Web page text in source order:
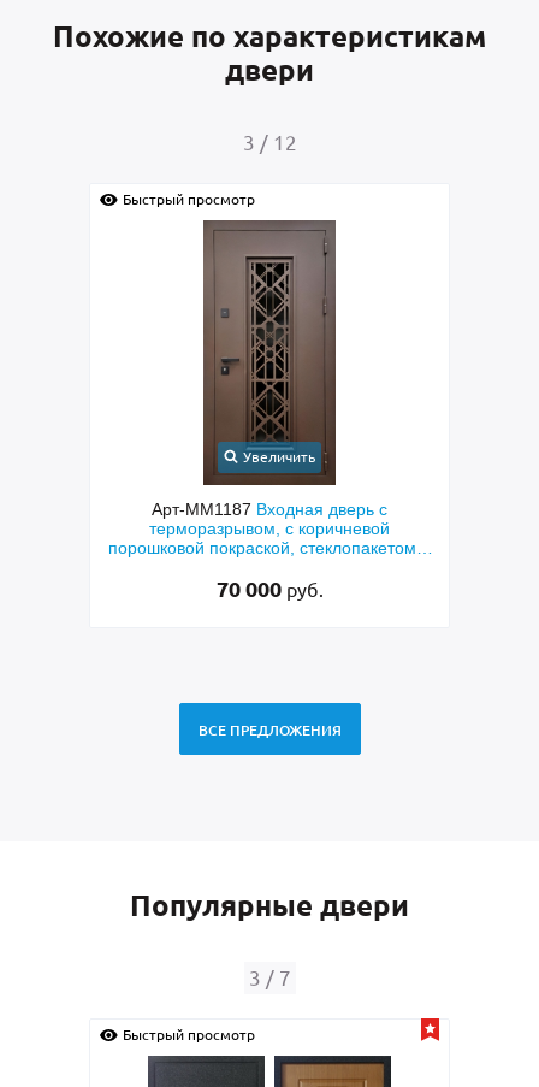
Похожие по характеристикам
двери
4 / 12
Быстрый просмотр
Увеличить
Арт-ММ1384Входная дверь с
металлофиленкой, бугельной ручкой и
порошковым напылением RAL 7021
45 000
ВСЕ ПРЕДЛОЖЕНИЯ
Популярные двери
4 / 7
Быстрый просмотр